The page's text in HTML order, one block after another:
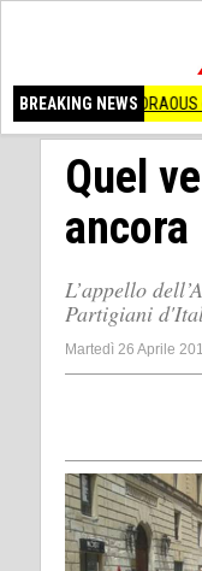
BREAKING NEWS
ANDRAOUS (PAVIA)
Quel
ancora
L’appello
Partigiani
Martedì 26 Aprile